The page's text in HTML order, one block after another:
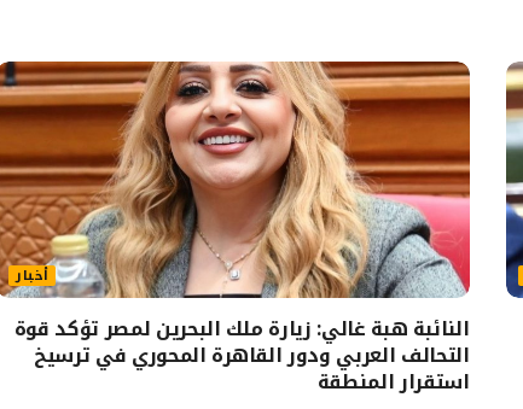
أخبار
النائبة هبة غالي: زيارة ملك البحرين لمصر تؤكد قوة
التحالف العربي ودور القاهرة المحوري في ترسيخ
استقرار المنطقة